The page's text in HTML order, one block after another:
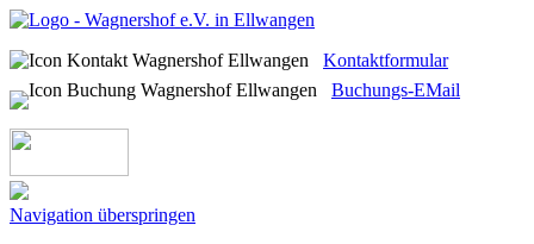
Kontaktformular
Buchungs-EMail
Navigation überspringen